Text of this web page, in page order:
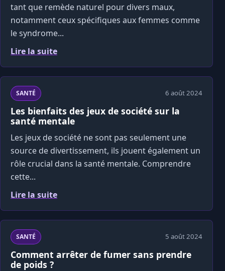
tant que remède naturel pour divers maux,
notamment ceux spécifiques aux femmes comme
le syndrome...
Lire la suite
SANTÉ 6 août 2024
Les bienfaits des jeux de société sur la
santé mentale
Les jeux de société ne sont pas seulement une
source de divertissement, ils jouent également un
rôle crucial dans la santé mentale. Comprendre
cette...
Lire la suite
SANTÉ 5 août 2024
Comment arrêter de fumer sans prendre
de poids ?